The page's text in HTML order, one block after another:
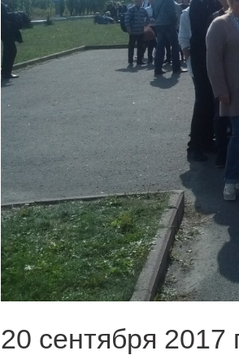
20 сентября